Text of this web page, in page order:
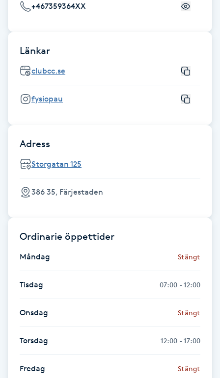
Föning
G
Gel naglar
Gelenaglar
Gellack
Gravidmassage
Gravidyoga
Gruppträning
Gua Sha-massage
Hatha Yoga
Headspa
+467359364XX
Länkar
clubcc.se
fysiopau
Adress
Storgatan 125
386 35, Färjestaden
Ordinarie öppettider
Måndag Stängt
Tisdag 07:00 - 12:00
Onsdag Stängt
Torsdag 12:00 - 17:00
Fredag Stängt